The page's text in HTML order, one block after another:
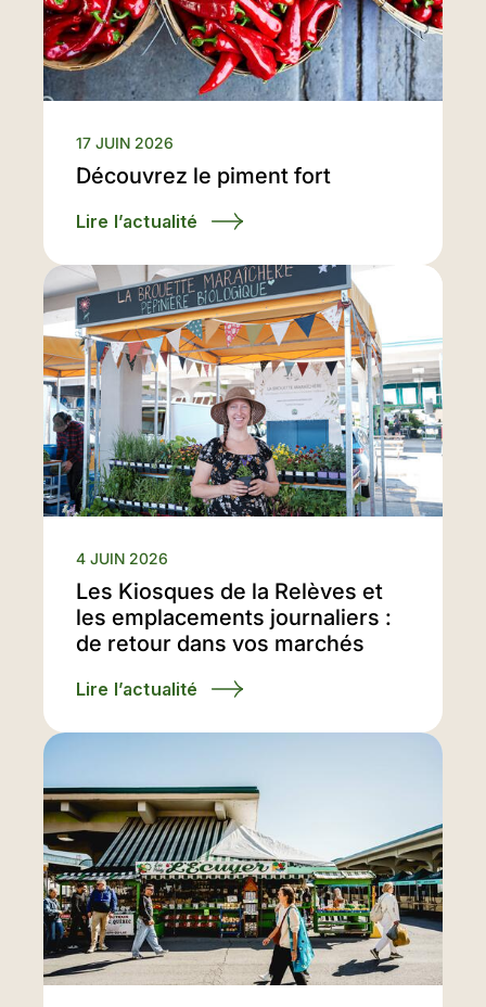
17 JUIN 2026
Découvrez le piment fort
Lire l’actualité
4 JUIN 2026
Les Kiosques de la Relèves et
les emplacements journaliers :
de retour dans vos marchés
Lire l’actualité